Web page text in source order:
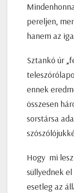
pereljen,
hanem az
Sztankó úr
ennek
összesen
sorstársa
Hogy mi
süllyednek
esetleg az